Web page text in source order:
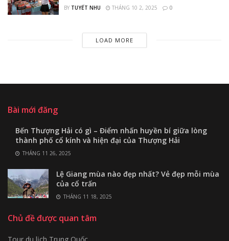
BY TUYẾT NHU THÁNG 10 2, 2025 0
LOAD MORE
Bài mới đăng
Bến Thượng Hải có gì – Điểm nhấn huyền bí giữa lòng
thành phố cổ kính và hiện đại của Thượng Hải
THÁNG 11 26, 2025
Lệ Giang mùa nào đẹp nhất? Vẻ đẹp mỗi mùa
của cổ trấn
THÁNG 11 18, 2025
Chủ đề được quan tâm